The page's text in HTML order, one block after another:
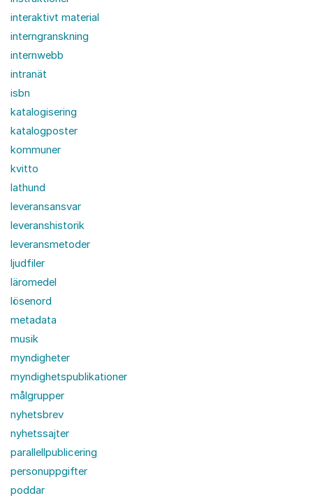
interaktivt material
interngranskning
internwebb
intranät
isbn
katalogisering
katalogposter
kommuner
kvitto
lathund
leveransansvar
leveranshistorik
leveransmetoder
ljudfiler
läromedel
lösenord
metadata
musik
myndigheter
myndighetspublikationer
målgrupper
nyhetsbrev
nyhetssajter
parallellpublicering
personuppgifter
poddar